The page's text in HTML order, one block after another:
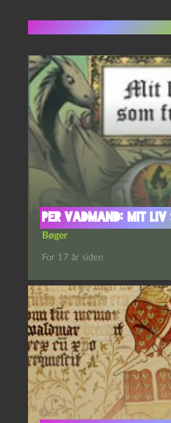
Per Vadmand: Mit
Bøger
For 17 år siden